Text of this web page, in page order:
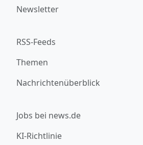
Newsletter
RSS-Feeds
Themen
Nachrichtenüberblick
Jobs bei news.de
KI-Richtlinie